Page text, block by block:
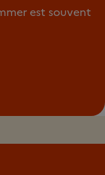
est souvent